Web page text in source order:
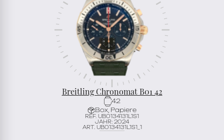
Breitling Chronomat B01 42
42
Box, Papiere
REF. UB0134131L1S1
JAHR: 2024
ART. UB0134131L1S1_1